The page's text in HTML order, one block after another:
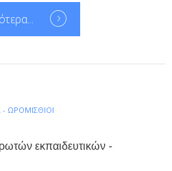
ΩΡΟΜΊΣΘΙΟΙ
εκπαιδευτικών -